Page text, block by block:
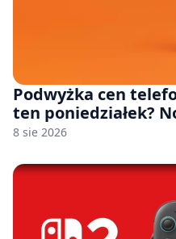
Podwyżka cen
ten poniedziałek?
8 sie 2026